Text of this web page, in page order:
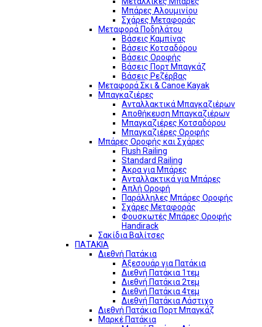
Μπάρες Αλουμινίου
Σχάρες Μεταφοράς
Μεταφορά Ποδηλάτου
Βάσεις Καμπίνας
Βάσεις Κοτσαδόρου
Βάσεις Οροφής
Βάσεις Πορτ Μπαγκάζ
Βάσεις Ρεζέρβας
Μεταφορά Σκι & Canoe Kayak
Μπαγκαζιέρες
Ανταλλακτικά Μπαγκαζιέρων
Αποθήκευση Μπαγκαζιέρων
Μπαγκαζιέρες Κοτσαδόρου
Μπαγκαζιέρες Οροφής
Μπάρες Οροφής και Σχάρες
Flush Railing
Standard Railing
Άκρα για Μπάρες
Ανταλλακτικά για Μπάρες
Απλή Οροφή
Παράλληλες Μπάρες Οροφής
Σχάρες Μεταφοράς
Φουσκωτές Μπάρες Οροφής
Handirack
Σακίδια Βαλίτσες
ΠΑΤΑΚΙΑ
Διεθνή Πατάκια
Αξεσουάρ για Πατάκια
Διεθνή Πατάκια 1τεμ
Διεθνή Πατάκια 2τεμ
Διεθνή Πατάκια 4τεμ
Διεθνή Πατάκια Λάστιχο
Διεθνή Πατάκια Πορτ Μπαγκάζ
Μαρκέ Πατάκια